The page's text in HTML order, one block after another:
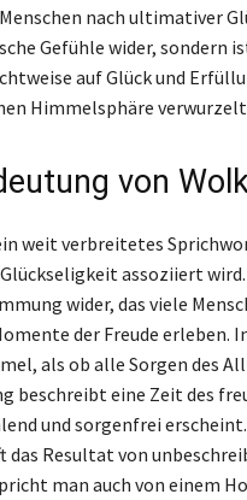
nach ultimativer
Gefühle wider, sondern
auf Glück und
Himmelsphäre
von
weit verbreitetes
assoziiert
wider, das viele
der Freude erleben.
als ob alle Sorgen des
beschreibt eine Zeit des
und sorgenfrei
Resultat von
man auch von einem